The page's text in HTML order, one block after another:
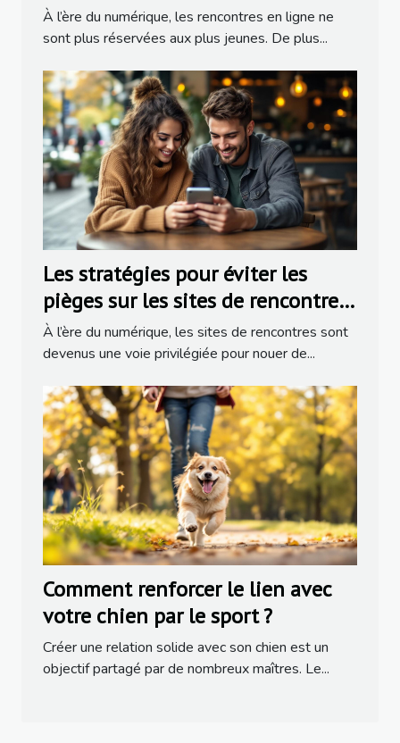
À l’ère du numérique, les rencontres en ligne ne
sont plus réservées aux plus jeunes. De plus...
Les stratégies pour éviter les
pièges sur les sites de rencontres
populaires
À l’ère du numérique, les sites de rencontres sont
devenus une voie privilégiée pour nouer de...
Comment renforcer le lien avec
votre chien par le sport ?
Créer une relation solide avec son chien est un
objectif partagé par de nombreux maîtres. Le...